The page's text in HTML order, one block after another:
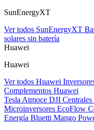
SunEnergyXT
Ver todos SunEnergyXT
solares sin batería
Huawei
Huawei
Ver todos Huawei
Complementos Huawei
Tesla Atmoce DJI Centrales
Microinversores EcoFlow
Energía Bluetti Mango